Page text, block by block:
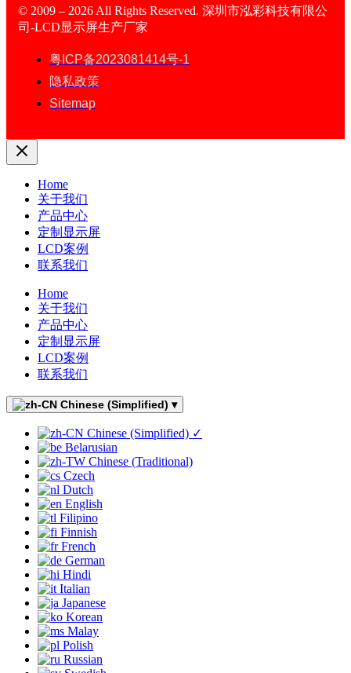
© 2009 – 2026 All Rights Reserved. 深圳市泓彩科技有限公
司-LCD显示屏生产厂家
粤ICP备2023081414号-1
隐私政策
Sitemap
Home
关于我们
产品中心
定制显示屏
LCD案例
联系我们
Home
关于我们
产品中心
定制显示屏
LCD案例
联系我们
Chinese (Simplified) ▾
Chinese (Simplified) ✓
Belarusian
Chinese (Traditional)
Czech
Dutch
English
Filipino
Finnish
French
German
Hindi
Italian
Japanese
Korean
Malay
Polish
Russian